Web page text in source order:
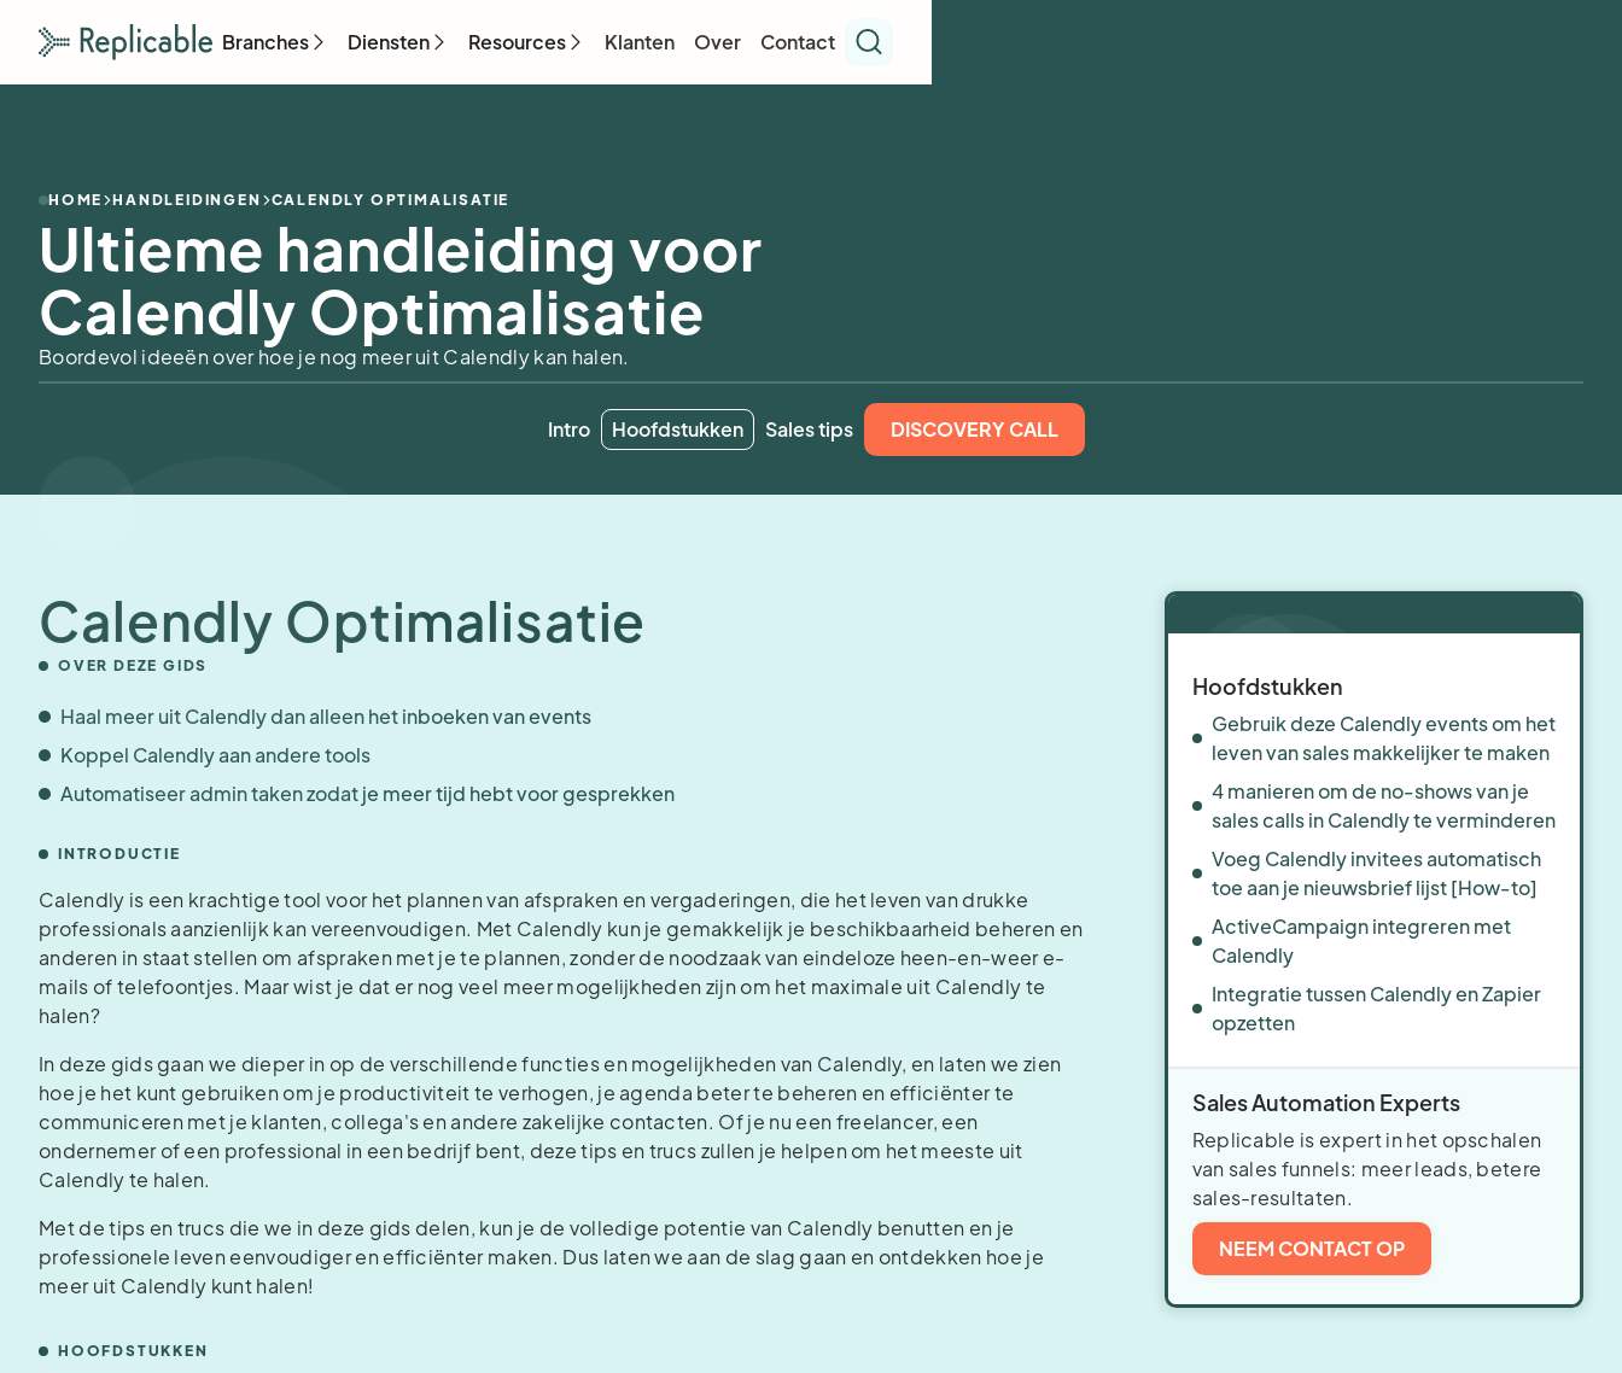
Branches Diensten Resources Klanten Over Contact
HOME HANDLEIDINGEN CALENDLY OPTIMALISATIE
Ultieme handleiding voor
Calendly Optimalisatie
Boordevol ideeën over hoe je nog meer uit Calendly kan halen.
Intro Hoofdstukken Sales tips DISCOVERY CALL
Calendly Optimalisatie
OVER DEZE GIDS
Haal meer uit Calendly dan alleen het inboeken van events
Koppel Calendly aan andere tools
Automatiseer admin taken zodat je meer tijd hebt voor gesprekken
INTRODUCTIE
Calendly is een krachtige tool voor het plannen van afspraken en vergaderingen, die het leven van drukke
professionals aanzienlijk kan vereenvoudigen. Met Calendly kun je gemakkelijk je beschikbaarheid beheren en
anderen in staat stellen om afspraken met je te plannen, zonder de noodzaak van eindeloze heen-en-weer e-
mails of telefoontjes. Maar wist je dat er nog veel meer mogelijkheden zijn om het maximale uit Calendly te
halen?
In deze gids gaan we dieper in op de verschillende functies en mogelijkheden van Calendly, en laten we zien
hoe je het kunt gebruiken om je productiviteit te verhogen, je agenda beter te beheren en efficiënter te
communiceren met je klanten, collega's en andere zakelijke contacten. Of je nu een freelancer, een
ondernemer of een professional in een bedrijf bent, deze tips en trucs zullen je helpen om het meeste uit
Calendly te halen.
Met de tips en trucs die we in deze gids delen, kun je de volledige potentie van Calendly benutten en je
professionele leven eenvoudiger en efficiënter maken. Dus laten we aan de slag gaan en ontdekken hoe je
meer uit Calendly kunt halen!
HOOFDSTUKKEN
Hoofdstukken
Gebruik deze Calendly events om het
leven van sales makkelijker te maken
4 manieren om de no-shows van je
sales calls in Calendly te verminderen
Voeg Calendly invitees automatisch
toe aan je nieuwsbrief lijst [How-to]
ActiveCampaign integreren met
Calendly
Integratie tussen Calendly en Zapier
opzetten
Sales Automation Experts
Replicable is expert in het opschalen
van sales funnels: meer leads, betere
sales-resultaten.
NEEM CONTACT OP